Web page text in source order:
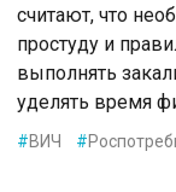
считают, что
простуду и
выполнять
уделять время
#ВИЧ #